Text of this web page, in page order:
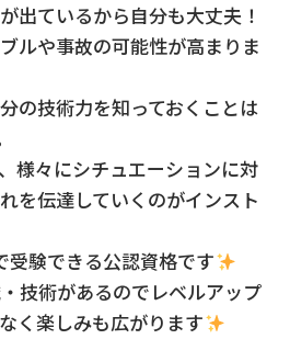
出ているから自分も大丈夫！
ルや事故の可能性が高まりま
の技術力を知っておくことは
様々にシチュエーションに対
を伝達していくのがインスト
験できる公認資格です
技術があるのでレベルアップ
く楽しみも広がります